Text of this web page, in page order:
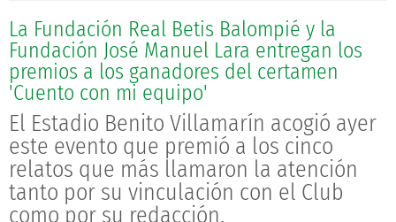
La Fundación Real Betis Balompié y la
Fundación José Manuel Lara entregan los
premios a los ganadores del certamen
'Cuento con mi equipo'
El Estadio Benito Villamarín acogió ayer
este evento que premió a los cinco
relatos que más llamaron la atención
tanto por su vinculación con el Club
como por su redacción.